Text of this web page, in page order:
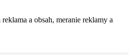
a obsah, meranie reklamy a